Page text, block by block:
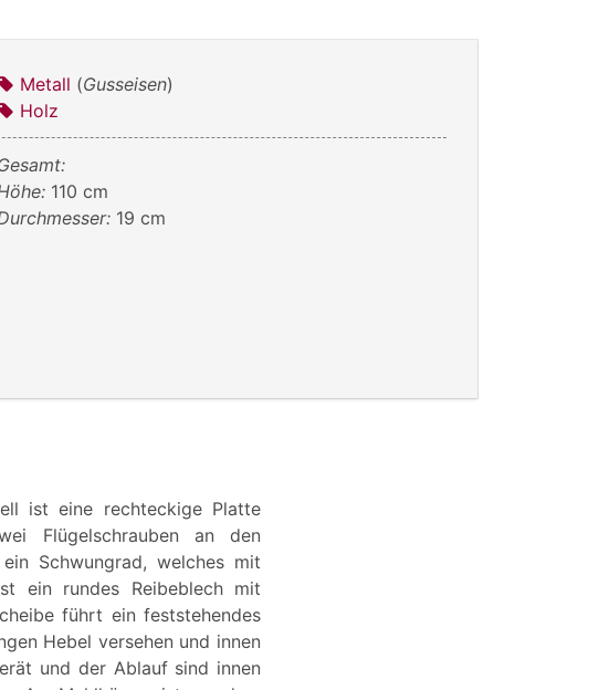
Metall (Gusseisen)
Holz
110 cm
19 cm
ist eine rechteckige Platte
Flügelschrauben an den
Schwungrad, welches mit
ein rundes Reibeblech mit
führt ein feststehendes
Hebel versehen und innen
und der Ablauf sind innen